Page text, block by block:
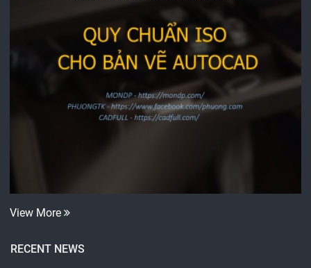
View More
RECENT NEWS